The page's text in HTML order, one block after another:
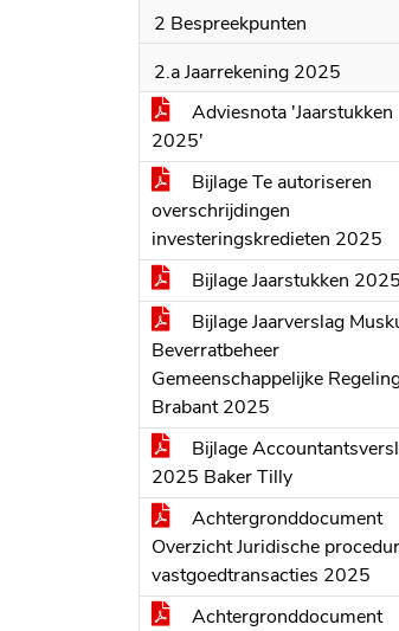
2 Bespreekpunten
2.a Jaarrekening 2025
Adviesnota 'Jaarstukken
2025'
Bijlage Te autoriseren
overschrijdingen
investeringskredieten 2025
Bijlage Jaarstukken 2025
Bijlage Jaarverslag
Beverratbeheer
Gemeenschappelijke
Brabant 2025
Bijlage
2025 Baker Tilly
Achtergronddocument
Overzicht Juridische
vastgoedtransacties 2025
Achtergronddocument